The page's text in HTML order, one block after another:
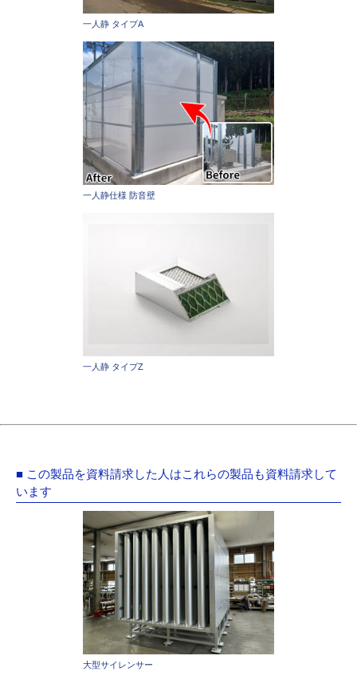
一人静 タイプA
一人静仕様 防音壁
一人静 タイプZ
■ この製品を資料請求した人はこれらの製品も資料請求して
います
大型サイレンサー